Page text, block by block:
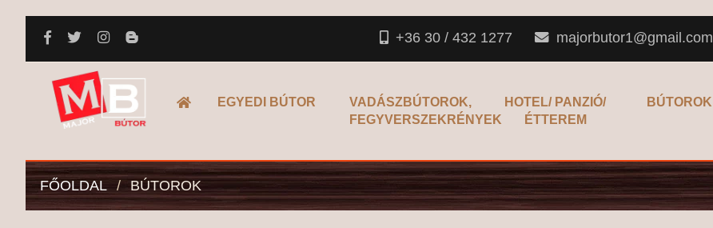
+36 30 / 432 1277 majorbutor1@gmail.com
FŐOLDALEGYEDI BÚTOR
VADÁSZBÚTOROK,
FEGYVERSZEKRÉNYEK
HOTEL/ PANZIÓ/
ÉTTEREM
BÚTOROK
FŐOLDAL / BÚTOROK